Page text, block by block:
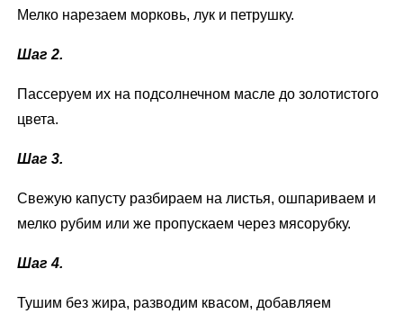
Мелко нарезаем морковь, лук и петрушку.
Шаг 2.
Пассеруем их на подсолнечном масле до золотистого
цвета.
Шаг 3.
Свежую капусту разбираем на листья, ошпариваем и
мелко рубим или же пропускаем через мясорубку.
Шаг 4.
Тушим без жира, разводим квасом, добавляем